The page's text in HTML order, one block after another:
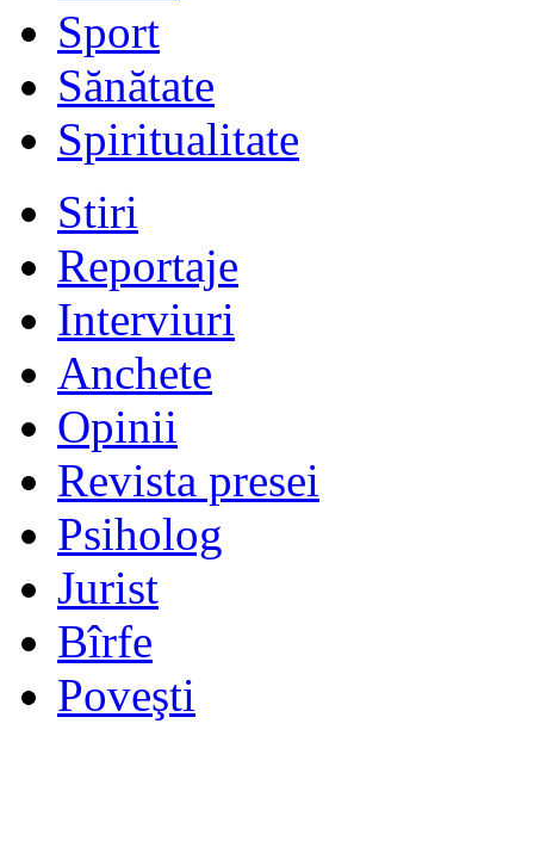
Sport
Sănătate
Spiritualitate
Stiri
Reportaje
Interviuri
Anchete
Opinii
Revista presei
Psiholog
Jurist
Bîrfe
Poveşti